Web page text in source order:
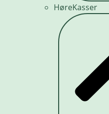
HøreKasser